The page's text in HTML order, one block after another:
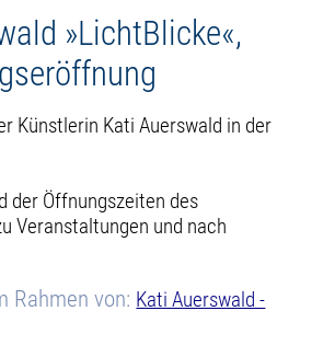
»LichtBlicke«,
Künstlerin Kati Auerswald in der
der Öffnungszeiten des
Veranstaltungen und nach
Rahmen von: Kati Auerswald -